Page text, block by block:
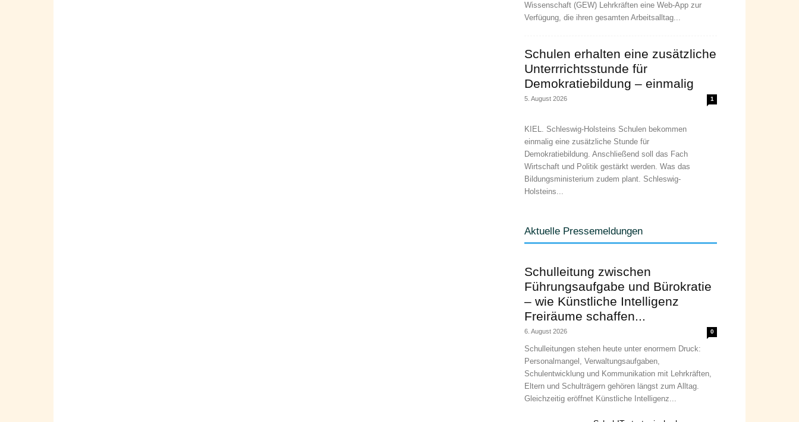
Wissenschaft (GEW) Lehrkräften eine Web-App zur
Verfügung, die ihren gesamten Arbeitsalltag...
Schulen erhalten eine zusätzliche
Unterrrichtsstunde für
Demokratiebildung – einmalig
5. August 2026 1
KIEL. Schleswig-Holsteins Schulen bekommen
einmalig eine zusätzliche Stunde für
Demokratiebildung. Anschließend soll das Fach
Wirtschaft und Politik gestärkt werden. Was das
Bildungsministerium zudem plant. Schleswig-
Holsteins...
Aktuelle Pressemeldungen
Schulleitung zwischen
Führungsaufgabe und Bürokratie
– wie Künstliche Intelligenz
Freiräume schaffen...
6. August 2026 0
Schulleitungen stehen heute unter enormem Druck:
Personalmangel, Verwaltungsaufgaben,
Schulentwicklung und Kommunikation mit Lehrkräften,
Eltern und Schulträgern gehören längst zum Alltag.
Gleichzeitig eröffnet Künstliche Intelligenz...